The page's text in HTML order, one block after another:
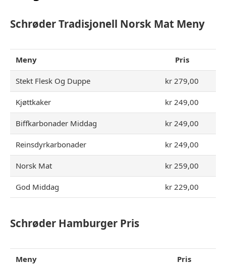
Schrøder Tradisjonell Norsk Mat Meny
Meny Pris
Stekt Flesk Og Duppe kr 279,00
Kjøttkaker kr 249,00
Biffkarbonader Middag kr 249,00
Reinsdyrkarbonader kr 249,00
Norsk Mat kr 259,00
God Middag kr 229,00
Schrøder Hamburger Pris
Meny Pris